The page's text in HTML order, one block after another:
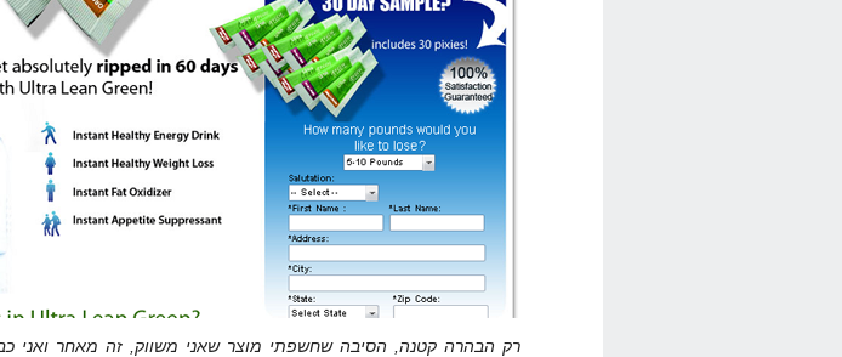
רק הבהרה קטנה, הסיבה שחשפתי מוצר שאני משווק, זה מאחר ואני